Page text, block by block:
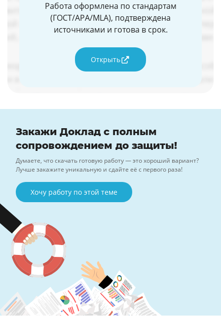
Работа оформлена по стандартам
(ГОСТ/APA/MLA), подтверждена
источниками и готова в срок.
Открыть
Закажи Доклад с полным
сопровождением до защиты!
Думаете, что скачать готовую работу — это хороший вариант?
Лучше закажите уникальную и сдайте её с первого раза!
Хочу работу по этой теме